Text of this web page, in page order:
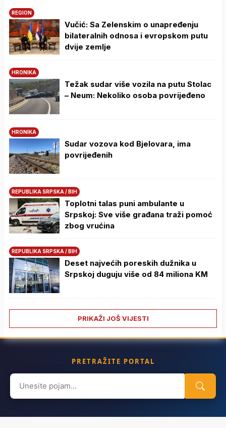
REGION
Vučić: Sa Zelenskim o unapređenju
bilateralnih odnosa i evropskom putu
dvije zemlje
HRONIKA
Težak sudar više vozila na putu Stolac
– Neum: Nekoliko osoba povrijeđeno
HRONIKA
Sudar vozova kod Bjelovara, ima
povrijeđenih
REPUBLIKA SRPSKA / BIH
Toplotni talas puni ambulante u
Srpskoj: Sve više građana traži pomoć
zbog vrućina
REPUBLIKA SRPSKA / BIH
Deset najvećih poreskih dužnika u
Srpskoj duguju više od 84 miliona KM
PRIKAŽI JOŠ VIJESTI
PRETRAŽITE PORTAL
Search
for: